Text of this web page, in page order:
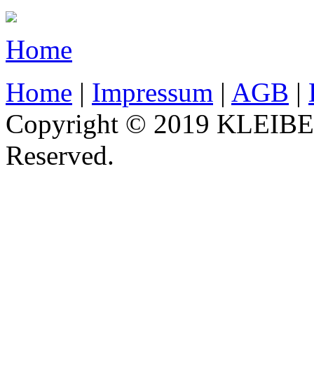
Home
Home | Impressum | AGB |
Copyright © 2019
Reserved.